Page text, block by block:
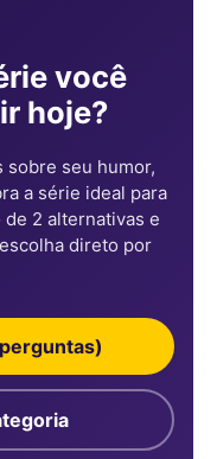
você
hoje?
sobre seu humor,
a série ideal para
2 alternativas e
direto por